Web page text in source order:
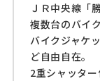
ＪＲ中央線「
複数台のバイ
バイクジャケ
ど自由自在。
2重シャッタ